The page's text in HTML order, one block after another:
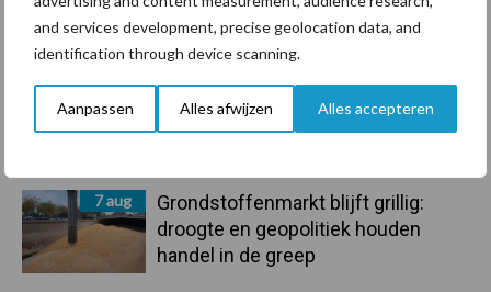
and services development, precise geolocation data, and
identification through device scanning.
Aanpassen Alles afwijzen Alles accepteren
Primaire
Sidebar
Recent nieuws Partner nieuws
7 aug
Grondstoffenmarkt blijft grillig:
droogte en geopolitiek houden
handel in de greep
Toon meer